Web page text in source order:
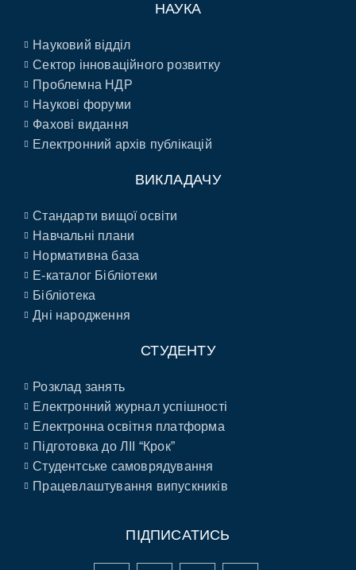
НАУКА
Науковий відділ
Сектор інноваційного розвитку
Проблемна НДР
Наукові форуми
Фахові видання
Електронний архів публікацій
ВИКЛАДАЧУ
Стандарти вищої освіти
Навчальні плани
Нормативна база
E-каталог Бібліотеки
Бібліотека
Дні народження
СТУДЕНТУ
Розклад занять
Електронний журнал успішності
Електронна освітня платформа
Підготовка до ЛІІ “Крок”
Студентське самоврядування
Працевлаштування випускників
ПІДПИСАТИСЬ